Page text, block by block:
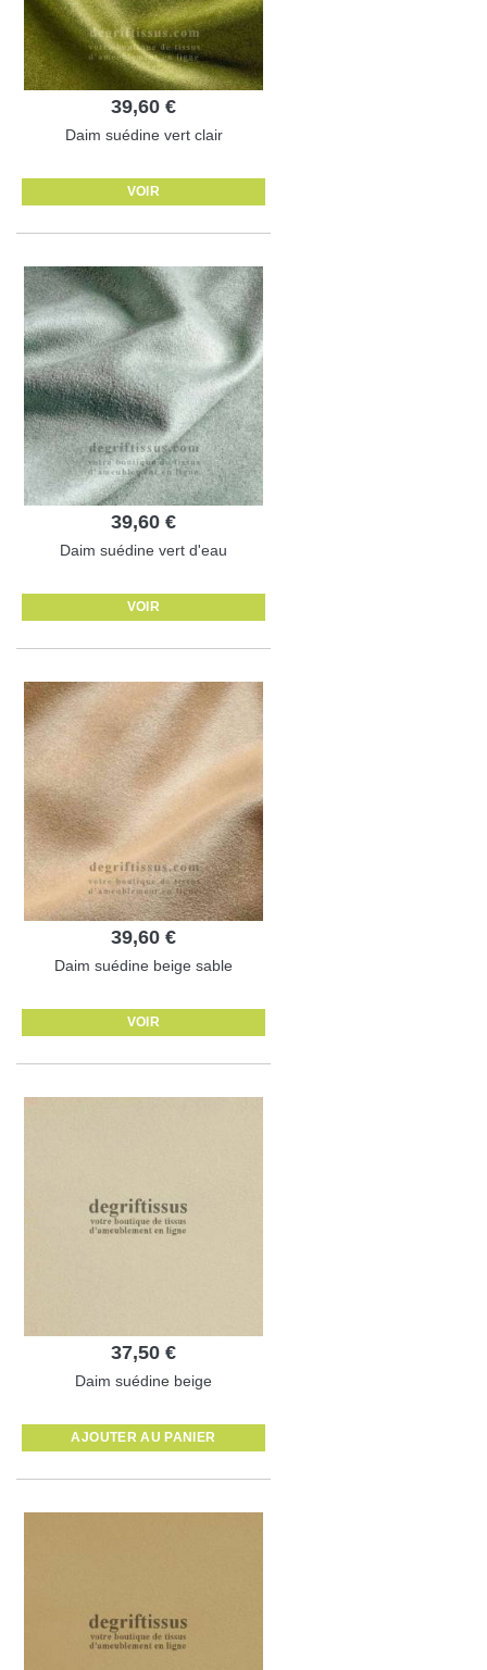
39,60 €
Daim suédine vert clair
VOIR
39,60 €
Daim suédine vert d'eau
VOIR
39,60 €
Daim suédine beige sable
VOIR
37,50 €
Daim suédine beige
AJOUTER AU PANIER